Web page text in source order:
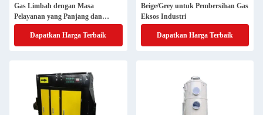
Gas Limbah dengan Masa
Pelayanan yang Panjang dan
Untuk Pembersihan Gas
Penghabisan
Dapatkan Harga Terbaik
Beige/Grey untuk Pembersihan Gas
Eksos Industri
Dapatkan Harga Terbaik